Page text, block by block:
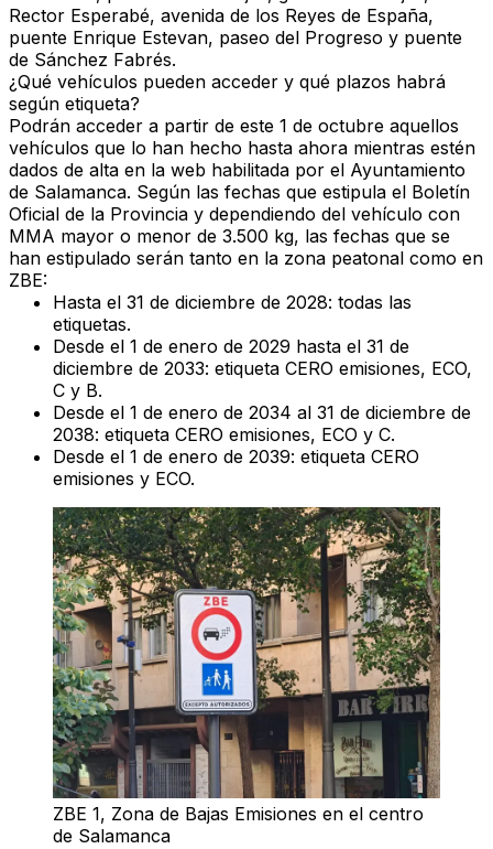
Rector Esperabé, avenida de los Reyes de España,
puente Enrique Estevan, paseo del Progreso y puente
de Sánchez Fabrés.
¿Qué vehículos pueden acceder y qué plazos habrá
según etiqueta?
Podrán acceder a partir de este 1 de octubre aquellos
vehículos que lo han hecho hasta ahora mientras estén
dados de alta en la web habilitada por el Ayuntamiento
de Salamanca. Según las fechas que estipula el Boletín
Oficial de la Provincia y dependiendo del vehículo con
MMA mayor o menor de 3.500 kg, las fechas que se
han estipulado serán tanto en la zona peatonal como en
ZBE:
Hasta el 31 de diciembre de 2028: todas las
etiquetas.
Desde el 1 de enero de 2029 hasta el 31 de
diciembre de 2033: etiqueta CERO emisiones, ECO,
C y B.
Desde el 1 de enero de 2034 al 31 de diciembre de
2038: etiqueta CERO emisiones, ECO y C.
Desde el 1 de enero de 2039: etiqueta CERO
emisiones y ECO.
ZBE 1, Zona de Bajas Emisiones en el centro
de Salamanca